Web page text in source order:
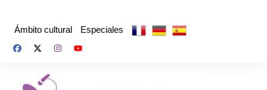
Ámbito cultural Especiales